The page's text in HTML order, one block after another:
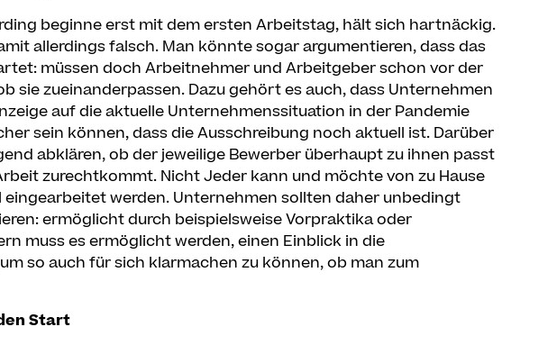
beginne erst mit dem ersten Arbeitstag, hält sich hartnäckig.
allerdings falsch. Man könnte sogar argumentieren, dass das
müssen doch Arbeitnehmer und Arbeitgeber schon vor der
sie zueinanderpassen. Dazu gehört es auch, dass Unternehmen
auf die aktuelle Unternehmenssituation in der Pandemie
sein können, dass die Ausschreibung noch aktuell ist. Darüber
abklären, ob der jeweilige Bewerber überhaupt zu ihnen passt
zurechtkommt. Nicht Jeder kann und möchte von zu Hause
werden. Unternehmen sollten daher unbedingt
ermöglicht durch beispielsweise Vorpraktika oder
muss es ermöglicht werden, einen Einblick in die
so auch für sich klarmachen zu können, ob man zum
Start